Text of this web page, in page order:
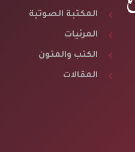
المكتبة الصوتية
المرئيات
الكتب والمتون
المقالات